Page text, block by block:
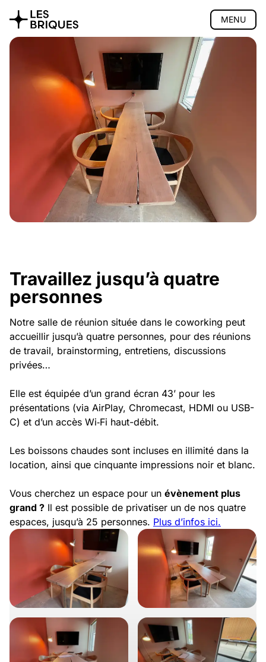
MENU
Coliving
Coworking
Présentation
Salle de réunion
Évènements pro
Tarifs
Accès
Réserver
Salon de thé
Atelier bois
Travaillez jusqu’à quatre
personnes
Notre salle de réunion située dans le coworking peut
accueillir jusqu’à quatre personnes, pour des réunions
de travail, brainstorming, entretiens, discussions
privées…
Elle est équipée d’un grand écran 43’ pour les
présentations (via AirPlay, Chromecast, HDMI ou USB-
C) et d’un accès Wi‑Fi haut-débit.
Les boissons chaudes sont incluses en illimité dans la
location, ainsi que cinquante impressions noir et blanc.
Vous cherchez un espace pour un évènement plus
grand ? Il est possible de privatiser un de nos quatre
espaces, jusqu’à 25 personnes. Plus d’infos ici.